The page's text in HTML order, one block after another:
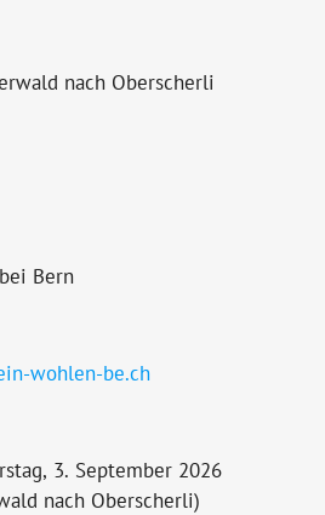
nach Oberscherli
Bern
wohlen-be.ch
3. September 2026
nach Oberscherli)